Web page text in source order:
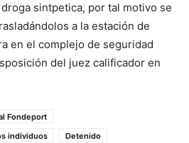
sintpetica, por tal motivo se
a la estación de
en el complejo de seguridad
del juez calificador en
Fondeport
individuos
Detenido